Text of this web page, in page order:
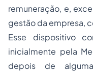
remuneração, e,
gestão da empresa,
Esse dispositivo
inicialmente pela
depois de